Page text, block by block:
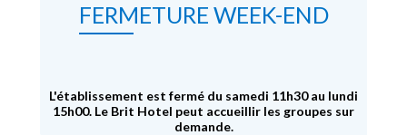
FERMETURE WEEK-END
L'établissement est fermé du samedi 11h30 au lundi
15h00. Le Brit Hotel peut accueillir les groupes sur
demande.